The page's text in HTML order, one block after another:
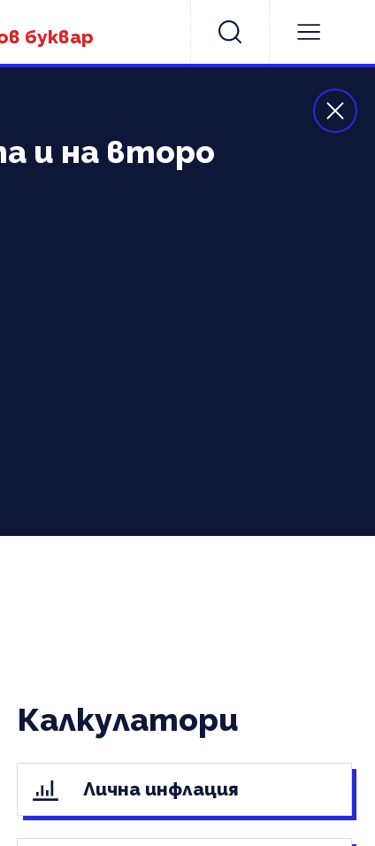
буквар
и на второ
Калкулатори
Лична инфлация